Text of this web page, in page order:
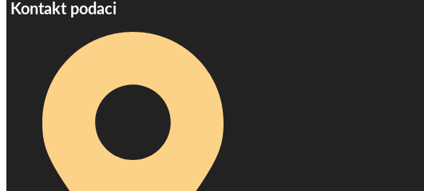
Kontakt podaci